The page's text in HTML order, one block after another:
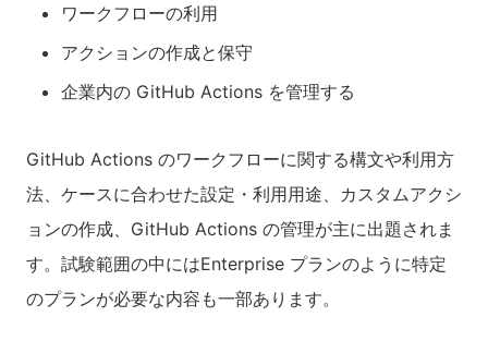
ワークフローの利用
アクションの作成と保守
企業内の GitHub Actions を管理する
GitHub Actions のワークフローに関する構文や利用方
法、ケースに合わせた設定・利用用途、カスタムアクシ
ョンの作成、GitHub Actions の管理が主に出題されま
す。試験範囲の中にはEnterprise プランのように特定
のプランが必要な内容も一部あります。